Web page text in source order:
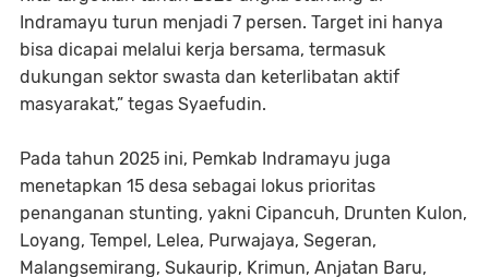
Indramayu turun menjadi 7 persen. Target ini hanya
bisa dicapai melalui kerja bersama, termasuk
dukungan sektor swasta dan keterlibatan aktif
masyarakat,” tegas Syaefudin.
Pada tahun 2025 ini, Pemkab Indramayu juga
menetapkan 15 desa sebagai lokus prioritas
penanganan stunting, yakni Cipancuh, Drunten Kulon,
Loyang, Tempel, Lelea, Purwajaya, Segeran,
Malangsemirang, Sukaurip, Krimun, Anjatan Baru,